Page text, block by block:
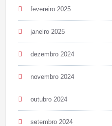
fevereiro 2025
janeiro 2025
dezembro 2024
novembro 2024
outubro 2024
setembro 2024